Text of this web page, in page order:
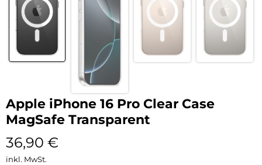
Apple iPhone 16 Pro Clear Case
MagSafe Transparent
36,90 €
inkl. MwSt.